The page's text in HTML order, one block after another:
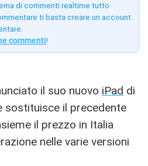
di commenti realtime tutto
ti basta creare un account
commenti!
il suo nuovo iPad di
sostituisce il precedente
il prezzo in Italia
nelle varie versioni